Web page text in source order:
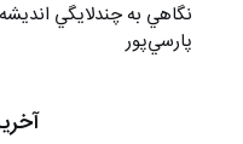
نگاهي به چندلايگي
پارسي‌پور